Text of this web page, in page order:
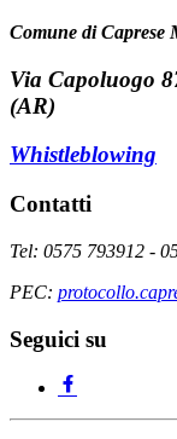
Comune di Caprese
Via Capoluogo
(AR)
Whistleblowing
Contatti
Tel: 0575 793912 -
PEC:
Seguici su